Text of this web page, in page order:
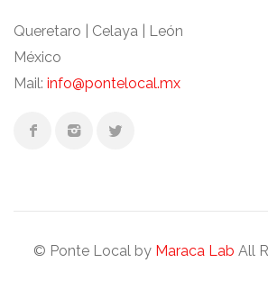
Queretaro | Celaya | León
México
Mail: info@pontelocal.mx
© Ponte Local by Maraca Lab All